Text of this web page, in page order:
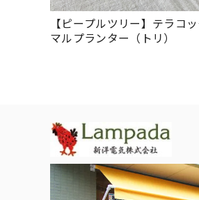
【ピープルツリー】テラコ
マルプランター（トリ）